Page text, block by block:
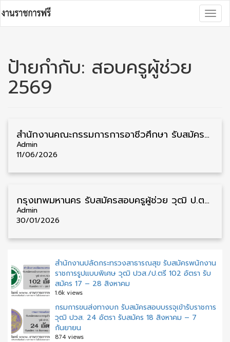
to
content
ป้ายกำกับ: สอบครูผู้ช่วย
2569
สํานักงานคณะกรรมการการอาชีวศึกษา รับสมัครสอบครูผู้ช่วย วุฒิ ป.ตรี 98 อัตรา รับสมัคร 15 – 26 มิถุนายน
Admin
11/06/2026
กรุงเทพมหานคร รับสมัครสอบครูผู้ช่วย วุฒิ ป.ตรี 20 อัตรา รับสมัคร 2 – 10 กุมภาพันธ์
Admin
30/01/2026
สำนักงานปลัดกระทรวงสาธารณสุข รับสมัครพนักงาน
ราชการรูปแบบพิเศษ วุฒิ ปวส./ป.ตรี 102 อัตรา รับ
สมัคร 17 – 28 สิงหาคม
1.6k views
กรมการขนส่งทางบก รับสมัครสอบบรรจุเข้ารับราชการ
วุฒิ ปวส. 24 อัตรา รับสมัคร 18 สิงหาคม – 7
กันยายน
874 views